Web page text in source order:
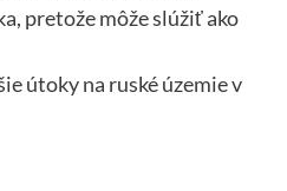
pretože môže slúžiť ako
útoky na ruské územie v